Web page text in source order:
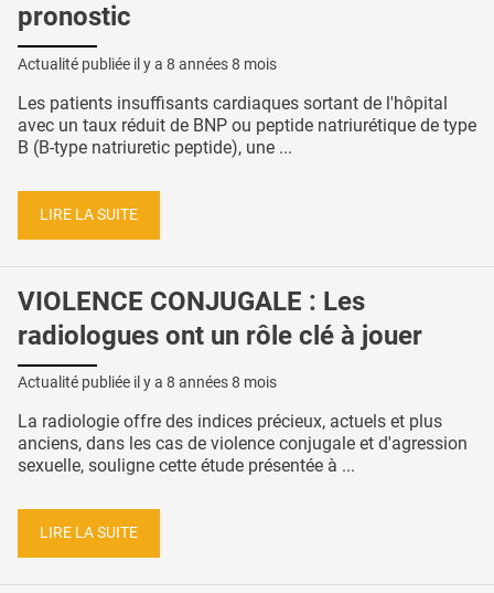
pronostic
Actualité publiée il y a 8 années 8 mois
Les patients insuffisants cardiaques sortant de l'hôpital
avec un taux réduit de BNP ou peptide natriurétique de type
B (B-type natriuretic peptide), une ...
LIRE LA SUITE
VIOLENCE CONJUGALE : Les
radiologues ont un rôle clé à jouer
Actualité publiée il y a 8 années 8 mois
La radiologie offre des indices précieux, actuels et plus
anciens, dans les cas de violence conjugale et d'agression
sexuelle, souligne cette étude présentée à ...
LIRE LA SUITE